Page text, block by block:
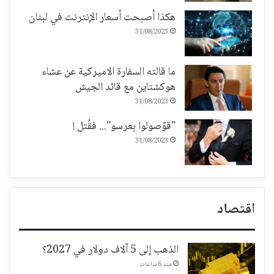
هكذا أصبحت أسعار الإنترنت في لبنان
31/08/2023
ما قالته السفارة الاميركية عن عشاء
هوكشتاين مع قائد الجيش
31/08/2023
"قوّصولوا بعرسو"... فقُتل !
31/08/2023
اقتصاد
الذهب إلى 5 آلاف دولار في 2027؟
منذ 6 ساعات